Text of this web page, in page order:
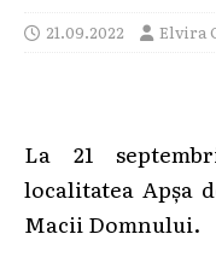
21.09.2022 Elvira
La 21
localitatea Apșa
Macii Domnului.